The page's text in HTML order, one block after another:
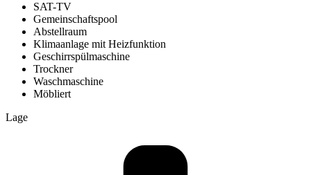
SAT-TV
Gemeinschaftspool
Abstellraum
Klimaanlage mit Heizfunktion
Geschirrspülmaschine
Trockner
Waschmaschine
Möbliert
Lage